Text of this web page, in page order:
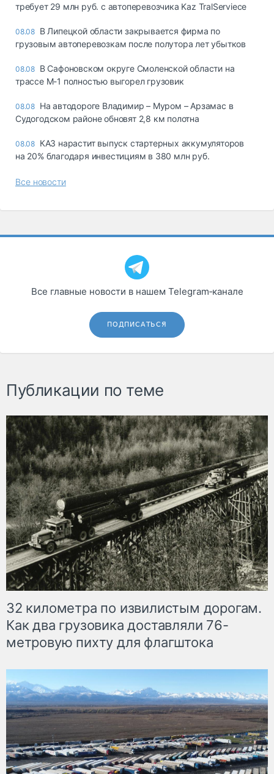
требует 29 млн руб. с автоперевозчика Kaz TralServiece
08.08 В Липецкой области закрывается фирма по
грузовым автоперевозкам после полутора лет убытков
08.08 В Сафоновском округе Смоленской области на
трассе М-1 полностью выгорел грузовик
08.08 На автодороге Владимир – Муром – Арзамас в
Судогодском районе обновят 2,8 км полотна
08.08 КАЗ нарастит выпуск стартерных аккумуляторов
на 20% благодаря инвестициям в 380 млн руб.
Все новости
Все главные новости в нашем Telegram‑канале
ПОДПИСАТЬСЯ
Публикации по теме
32 километра по извилистым дорогам.
Как два грузовика доставляли 76-
метровую пихту для флагштока